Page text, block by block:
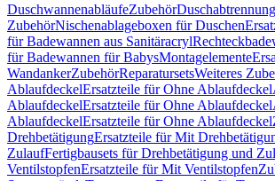
DuschwannenabläufeZubehör
ZubehörNischenablageboxen für Duschen
für Badewannen aus Sanitäracryl
für Badewannen für BabysMontagelemente
WandankerZubehörReparatursetsWeiteres
AblaufdeckelErsatzteile für Ohne Ablaufdeckel
AblaufdeckelErsatzteile für Ohne Ablaufdeckel
AblaufdeckelErsatzteile für Ohne Ablaufdeckel
DrehbetätigungErsatzteile für Mit
ZulaufFertigbausets für Drehbetätigung und
VentilstopfenErsatzteile für Mit Ventilstopfen